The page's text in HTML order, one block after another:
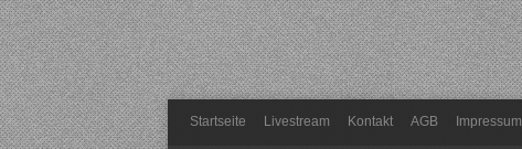
Startseite Livestream Kontakt AGB Impressum